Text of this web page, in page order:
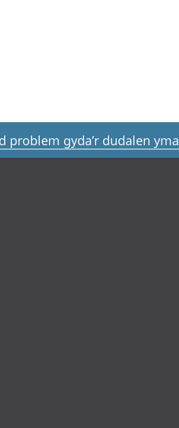
problem gyda’r dudalen yma